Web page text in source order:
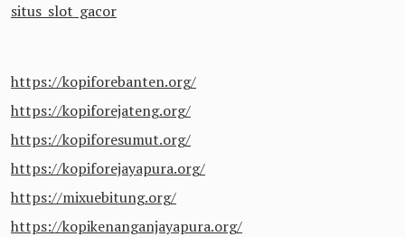
situs slot gacor
https://kopiforebanten.org/
https://kopiforejateng.org/
https://kopiforesumut.org/
https://kopiforejayapura.org/
https://mixuebitung.org/
https://kopikenanganjayapura.org/